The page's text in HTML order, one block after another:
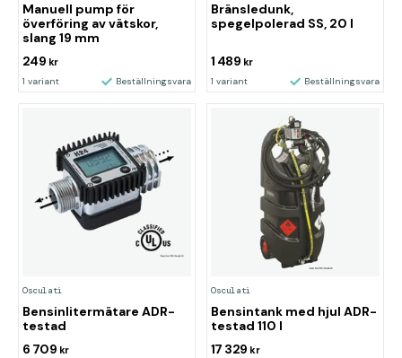
Manuell pump för
överföring av vätskor,
slang 19 mm
249 kr
1 variant Beställningsvara
Bränsledunk,
spegelpolerad SS, 20 l
1 489 kr
1 variant Beställningsvara
Osculati
Bensinlitermätare ADR-
testad
6 709 kr
Osculati
Bensintank med hjul ADR-
testad 110 l
17 329 kr